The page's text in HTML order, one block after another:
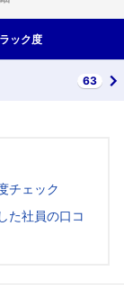
ック度
63
チェック
た社員の口コ